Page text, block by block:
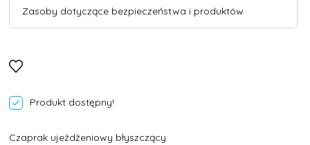
Zasoby dotyczące bezpieczeństwa i produktów
Produkt dostępny!
Czaprak ujeżdżeniowy błyszczący